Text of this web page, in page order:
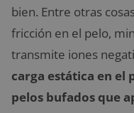
bien. Entre otras
fricción en el pelo,
transmite iones
carga estática en el
pelos bufados que